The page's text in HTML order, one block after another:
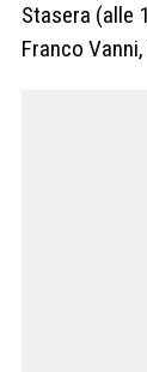
Stasera (alle
Franco